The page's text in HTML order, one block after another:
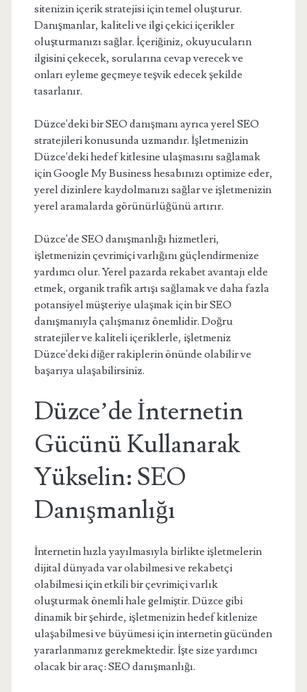
sitenizin içerik stratejisi için temel oluşturur.
Danışmanlar, kaliteli ve ilgi çekici içerikler
oluşturmanızı sağlar. İçeriğiniz, okuyucuların
ilgisini çekecek, sorularına cevap verecek ve
onları eyleme geçmeye teşvik edecek şekilde
tasarlanır.
Düzce'deki bir SEO danışmanı ayrıca yerel SEO
stratejileri konusunda uzmandır. İşletmenizin
Düzce'deki hedef kitlesine ulaşmasını sağlamak
için Google My Business hesabınızı optimize eder,
yerel dizinlere kaydolmanızı sağlar ve işletmenizin
yerel aramalarda görünürlüğünü artırır.
Düzce'de SEO danışmanlığı hizmetleri,
işletmenizin çevrimiçi varlığını güçlendirmenize
yardımcı olur. Yerel pazarda rekabet avantajı elde
etmek, organik trafik artışı sağlamak ve daha fazla
potansiyel müşteriye ulaşmak için bir SEO
danışmanıyla çalışmanız önemlidir. Doğru
stratejiler ve kaliteli içeriklerle, işletmeniz
Düzce'deki diğer rakiplerin önünde olabilir ve
başarıya ulaşabilirsiniz.
Düzce’de İnternetin
Gücünü Kullanarak
Yükselin: SEO
Danışmanlığı
İnternetin hızla yayılmasıyla birlikte işletmelerin
dijital dünyada var olabilmesi ve rekabetçi
olabilmesi için etkili bir çevrimiçi varlık
oluşturmak önemli hale gelmiştir. Düzce gibi
dinamik bir şehirde, işletmenizin hedef kitlenize
ulaşabilmesi ve büyümesi için internetin gücünden
yararlanmanız gerekmektedir. İşte size yardımcı
olacak bir araç: SEO danışmanlığı.